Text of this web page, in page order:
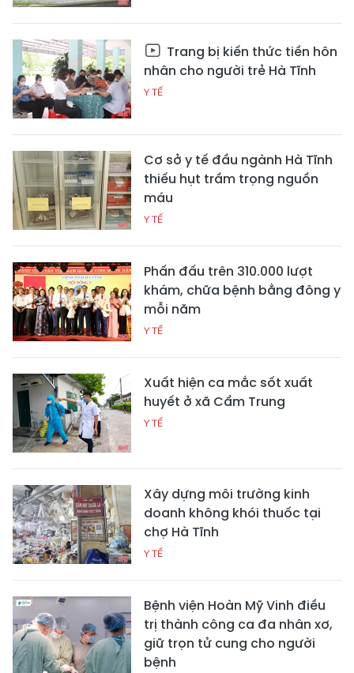
Trang bị kiến thức tiền hôn
nhân cho người trẻ Hà Tĩnh
Y TẾ
Cơ sở y tế đầu ngành Hà Tĩnh
thiếu hụt trầm trọng nguồn
máu
Y TẾ
Phấn đấu trên 310.000 lượt
khám, chữa bệnh bằng đông y
mỗi năm
Y TẾ
Xuất hiện ca mắc sốt xuất
huyết ở xã Cẩm Trung
Y TẾ
Xây dựng môi trường kinh
doanh không khói thuốc tại
chợ Hà Tĩnh
Y TẾ
Bệnh viện Hoàn Mỹ Vinh điều
trị thành công ca đa nhân xơ,
giữ trọn tử cung cho người
bệnh